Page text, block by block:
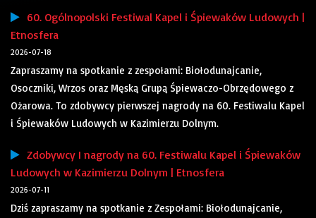
60. Ogólnopolski Festiwal Kapel i Śpiewaków Ludowych |
Etnosfera
2026-07-18
Zapraszamy na spotkanie z zespołami: Biołodunajcanie,
Osoczniki, Wrzos oraz Męską Grupą Śpiewaczo-Obrzędowego z
Ożarowa. To zdobywcy pierwszej nagrody na 60. Festiwalu Kapel
i Śpiewaków Ludowych w Kazimierzu Dolnym.
Zdobywcy I nagrody na 60. Festiwalu Kapel i Śpiewaków
Ludowych w Kazimierzu Dolnym | Etnosfera
2026-07-11
Dziś zapraszamy na spotkanie z Zespołami: Biołodunajcanie,